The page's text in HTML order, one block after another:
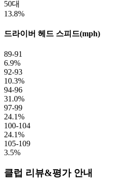
50대
13.8%
드라이버 헤드 스피드(mph)
89-91
6.9%
92-93
10.3%
94-96
31.0%
97-99
24.1%
100-104
24.1%
105-109
3.5%
클럽 리뷰&평가 안내